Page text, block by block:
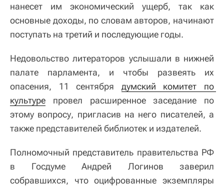
нанесет им экономический ущерб, так как
основные доходы, по словам авторов, начинают
поступать на третий и последующие годы.
Недовольство литераторов услышали в нижней
палате парламента, и чтобы развеять их
опасения, 11 сентября думский комитет по
культуре провел расширенное заседание по
этому вопросу, пригласив на него писателей, а
также представителей библиотек и издателей.
Полномочный представитель правительства РФ
в Госдуме Андрей Логинов заверил
собравшихся, что оцифрованные экземпляры